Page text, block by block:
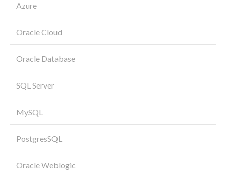
Azure
Oracle Cloud
Oracle Database
SQL Server
MySQL
PostgresSQL
Oracle Weblogic